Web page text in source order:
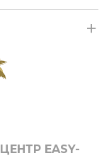
EASY-